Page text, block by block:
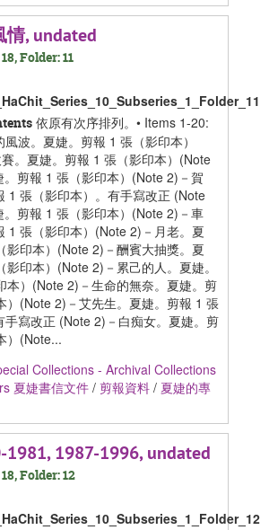
, undated
Folder: 11
依原有次序排列。• Items 1-20:
風波。夏婕。剪報 1 張（影印本）
。夏婕。剪報 1 張（影印本）(Note
剪報 1 張（影印本）(Note 2)－賀
1 張（影印本）。有手寫改正 (Note
剪報 1 張（影印本）(Note 2)－車
1 張（影印本）(Note 2)－月老。夏
影印本）(Note 2)－酬賓大抽獎。夏
印本）(Note 2)－累己的人。夏婕。
本）(Note 2)－生命的無奈。夏婕。剪
）(Note 2)－艾先生。夏婕。剪報 1 張
手寫改正 (Note 2)－白痴女。夏婕。剪
）(Note...
Collections - Archival Collections
夏婕書信文件 / 剪報資料 / 夏婕的專
1981, 1987-1996, undated
Folder: 12